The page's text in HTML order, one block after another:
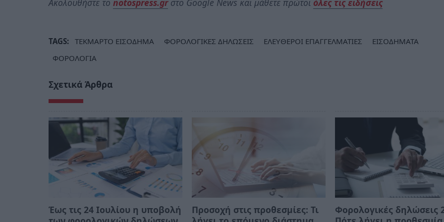
Ακολουθήστε το notospress.grστο Google News και μάθετε πρώτοι όλες τις ειδήσεις
TAGS: ΤΕΚΜΑΡΤΟ ΕΙΣΟΔΗΜΑ ΦΟΡΟΛΟΓΙΚΕΣ ΔΗΛΩΣΕΙΣ ΕΛΕΥΘΕΡΟΙ ΕΠΑΓΓΕΛΜΑΤΙΕΣ
ΕΙΣΟΔΗΜΑΤΑ
ΦΟΡΟΛΟΓΙΑ
Σχετικά Άρθρα
Έως τις 24 Ιουλίου η υποβολή
Προσοχή στις προθεσμίες: Τι
Φορολογικές δηλώσεις